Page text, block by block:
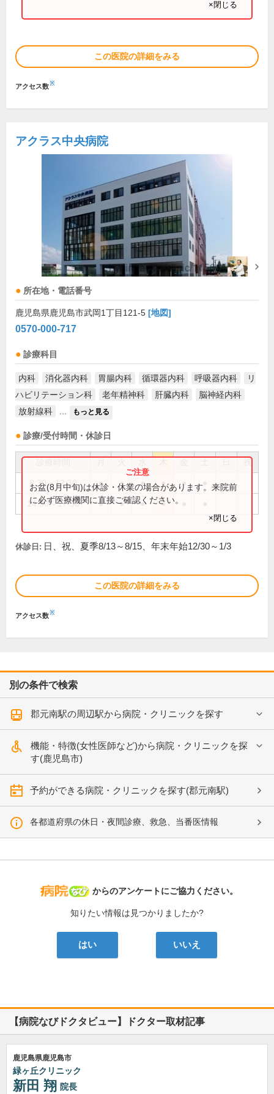
×閉じる
この医院の詳細をみる
アクセス数※
アクラス中央病院
所在地・電話番号
鹿児島県鹿児島市武岡1丁目121-5 [地図]
0570-000-717
診療科目
内科 消化器内科 胃腸内科 循環器内科 呼吸器内科
リ
ハビリテーション科
老年精神科 肝臓内科
脳神経内科
放射線科
もっと見る
診療/受付時間・休診日
祝
8:30～12:30 ● ● ● ● ●
14:30～17:30 ● ● ● ●
お盆(8月中旬)は休診・休業の場合があります。来院前
に必ず医療機関に直接ご確認ください。
×閉じる
休診日: 日、祝、夏季8/13～8/15、年末年始12/30～1/3
この医院の詳細をみる
アクセス数※
別の条件で検索
郡元南駅の周辺駅から病院・クリニックを探す
機能・特徴(女性医師など)から病院・クリニックを探
す(鹿児島市)
予約ができる病院・クリニックを探す(郡元南駅)
各都道府県の休日・夜間診療、救急、当番医情報
病院なび
からのアンケートにご協力ください。
知りたい情報は見つかりましたか?
はい いいえ
【病院なびドクタビュー】ドクター取材記事
鹿児島県鹿児島市
緑ヶ丘クリニック
新田 翔 院長